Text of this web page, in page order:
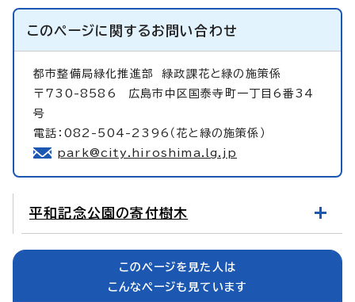
このページに関するお問い合わせ
都市整備局緑化推進部緑政課花と緑の施策係
〒730-8586 広島市中区国泰寺町一丁目6番34
号
電話：082-504-2396（花と緑の施策係）
park@city.hiroshima.lg.jp
平和記念公園の寄付樹木
このページを見た人は
こんなページも見ています